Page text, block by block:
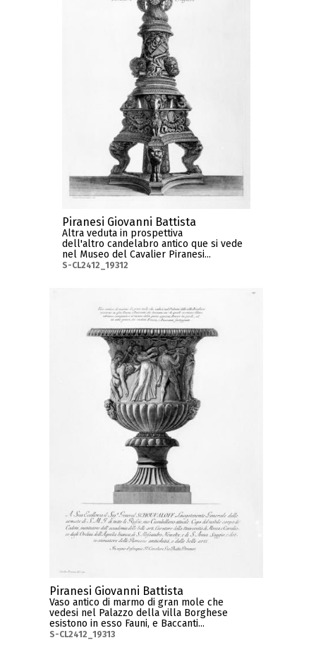
Piranesi Giovanni Battista
Altra veduta in prospettiva
dell'altro candelabro antico que si vede
nel Museo del Cavalier Piranesi...
S-CL2412_19312
Piranesi Giovanni Battista
Vaso antico di marmo di gran mole che
vedesi nel Palazzo della villa Borghese
esistono in esso Fauni, e Baccanti...
S-CL2412_19313